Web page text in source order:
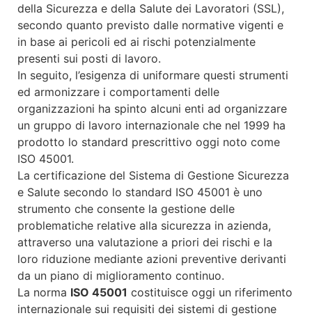
della Sicurezza e della Salute dei Lavoratori (SSL),
secondo quanto previsto dalle normative vigenti e
in base ai pericoli ed ai rischi potenzialmente
presenti sui posti di lavoro.
In seguito, l’esigenza di uniformare questi strumenti
ed armonizzare i comportamenti delle
organizzazioni ha spinto alcuni enti ad organizzare
un gruppo di lavoro internazionale che nel 1999 ha
prodotto lo standard prescrittivo oggi noto come
ISO 45001.
La certificazione del Sistema di Gestione Sicurezza
e Salute secondo lo standard ISO 45001 è uno
strumento che consente la gestione delle
problematiche relative alla sicurezza in azienda,
attraverso una valutazione a priori dei rischi e la
loro riduzione mediante azioni preventive derivanti
da un piano di miglioramento continuo.
La norma ISO 45001 costituisce oggi un riferimento
internazionale sui requisiti dei sistemi di gestione